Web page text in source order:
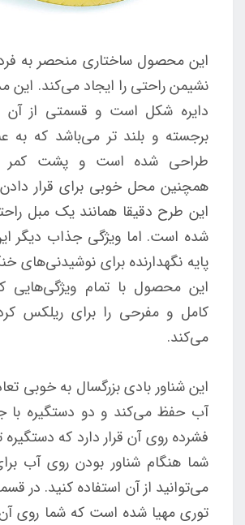
این محصول ساختاری منحصر به
نشیمن راحتی را ایجاد می‌کند. این
دایره شکل است و قسمتی از آن
برجسته و بلند تر می‌باشد که به
طراحی شده است و پشت کمر
همچنین محل خوبی برای قرار
این طرح دقیقا همانند یک مبل
شده است. اما ویژگی جذاب دیگر
پایه نگهدارنده برای
این محصول با تمام ویژگی‌هایی
کامل و مفرحی را برای ریلکس
می‌کند.
این شناور بادی بزرگسال به خوبی
آب حفظ می‌کند و دو دستگیره با
فشرده روی آن قرار دارد که دستگیره
شما هنگام شناور بودن روی آب
می‌توانید از آن استفاده کنید. در
توری مهیا شده است که شما روی آن